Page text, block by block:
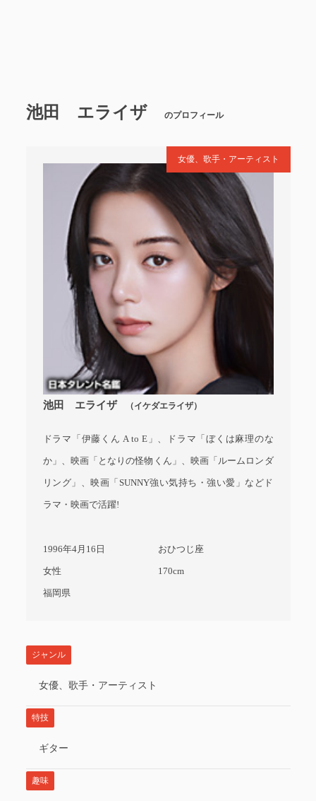
池田 エライザ のプロフィール
女優、歌手・アーティスト
池田 エライザ （イケダエライザ）
ドラマ「伊藤くん A to E」、ドラマ「ぼくは麻理のな
か」、映画「となりの怪物くん」、映画「ルームロンダ
リング」、映画「SUNNY強い気持ち・強い愛」などド
ラマ・映画で活躍!
1996年4月16日 おひつじ座
女性 170cm
福岡県
ジャンル
女優、歌手・アーティスト
特技
ギター
趣味